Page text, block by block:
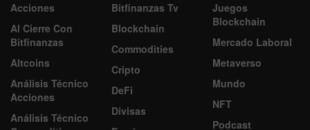
Acciones
Al Cierre Con
Bitfinanzas
Altcoins
Análisis Técnico
Acciones
Análisis Técnico
Bitfinanzas Tv
Blockchain
Commodities
Cripto
DeFi
Divisas
Juegos
Blockchain
Mercado Laboral
Metaverso
Mundo
NFT
Podcast